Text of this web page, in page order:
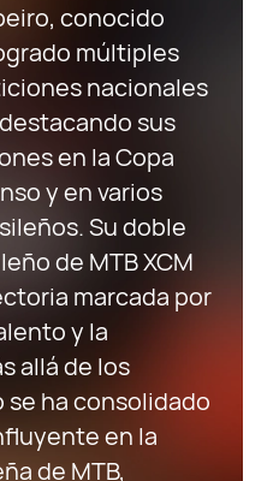
conocido
múltiples
nacionales
sus
en la Copa
y en varios
Su doble
de MTB XCM
marcada por
y la
allá de los
ha consolidado
en la
de MTB,